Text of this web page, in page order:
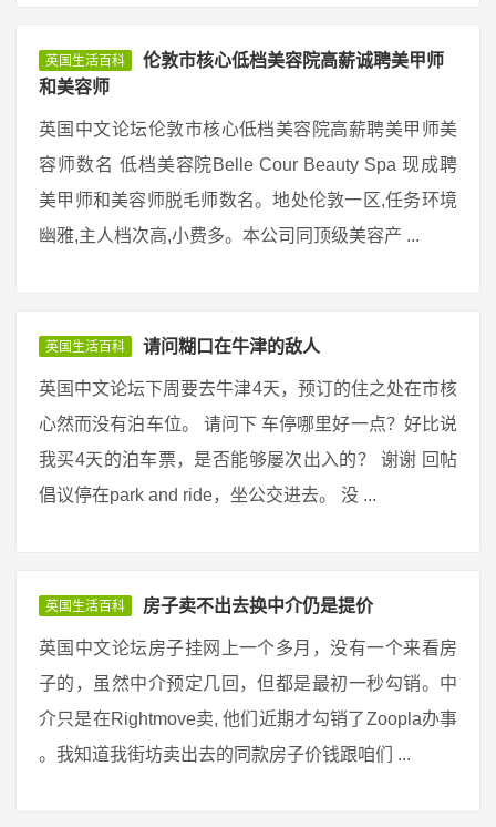
英国生活百科
伦敦市核心低档美容院高薪诚聘美甲师
和美容师
英国中文论坛伦敦市核心低档美容院高薪聘美甲师美
容师数名 低档美容院Belle Cour Beauty Spa 现成聘
美甲师和美容师脱毛师数名。地处伦敦一区,任务环境
幽雅,主人档次高,小费多。本公司同顶级美容产 ...
英国生活百科 请问糊口在牛津的敌人
英国中文论坛下周要去牛津4天，预订的住之处在市核
心然而没有泊车位。 请问下 车停哪里好一点？好比说
我买4天的泊车票，是否能够屡次出入的？ 谢谢 回帖
倡议停在park and ride，坐公交进去。 没 ...
英国生活百科 房子卖不出去换中介仍是提价
英国中文论坛房子挂网上一个多月，没有一个来看房
子的，虽然中介预定几回，但都是最初一秒勾销。中
介只是在Rightmove卖, 他们近期才勾销了Zoopla办事
。我知道我街坊卖出去的同款房子价钱跟咱们 ...